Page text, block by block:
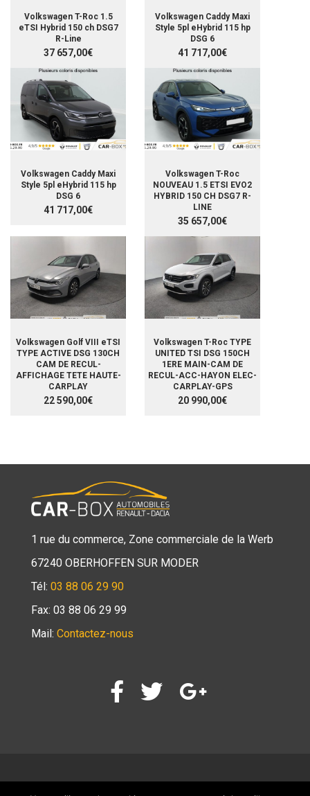
Volkswagen T-Roc 1.5
eTSI Hybrid 150 ch DSG7
R-Line
37 657,00€
Volkswagen Caddy Maxi
Style 5pl eHybrid 115 hp
DSG 6
41 717,00€
Volkswagen Caddy Maxi
Style 5pl eHybrid 115 hp
DSG 6
41 717,00€
Volkswagen T-Roc
NOUVEAU 1.5 ETSI EVO2
HYBRID 150 CH DSG7 R-
LINE
35 657,00€
Volkswagen Golf VIII eTSI
TYPE ACTIVE DSG 130CH
CAM DE RECUL-
AFFICHAGE TETE HAUTE-
CARPLAY
22 590,00€
Volkswagen T-Roc TYPE
UNITED TSI DSG 150CH
1ERE MAIN-CAM DE
RECUL-ACC-HAYON ELEC-
CARPLAY-GPS
20 990,00€
1 rue du commerce, Zone commerciale de la Werb
67240 OBERHOFFEN SUR MODER
Tél: 03 88 06 29 90
Fax: 03 88 06 29 99
Mail: Contactez-nous